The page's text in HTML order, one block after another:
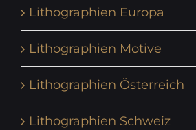
Lithographien Europa
Lithographien Motive
Lithographien Österreich
Lithographien Schweiz